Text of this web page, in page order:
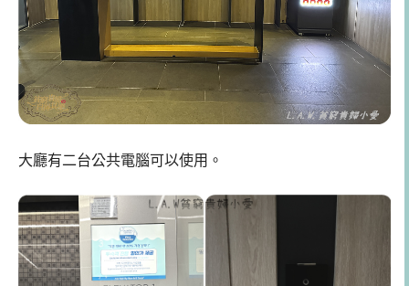
大廳有二台公共電腦可以使用。